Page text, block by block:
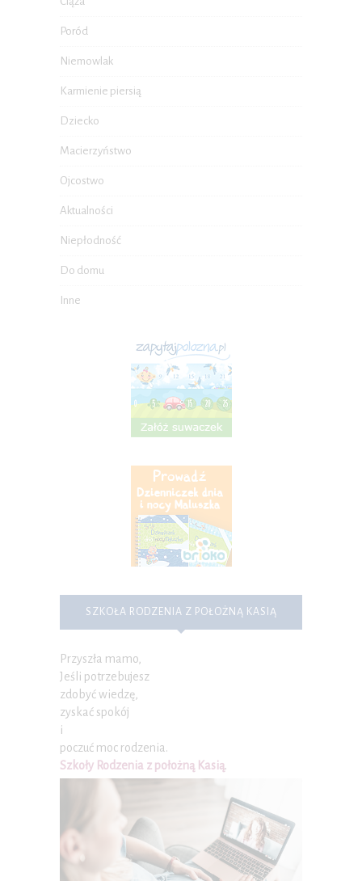
Poród
Niemowlak
Karmienie piersią
Dziecko
Macierzyństwo
Ojcostwo
Aktualności
Niepłodność
Do domu
Inne
SZKOŁA RODZENIA Z POŁOŻNĄ KASIĄ
Przyszła mamo,
Jeśli potrzebujesz
zdobyć wiedzę,
zyskać spokój
i
poczuć moc rodzenia.
Szkoły Rodzenia z położną Kasią.